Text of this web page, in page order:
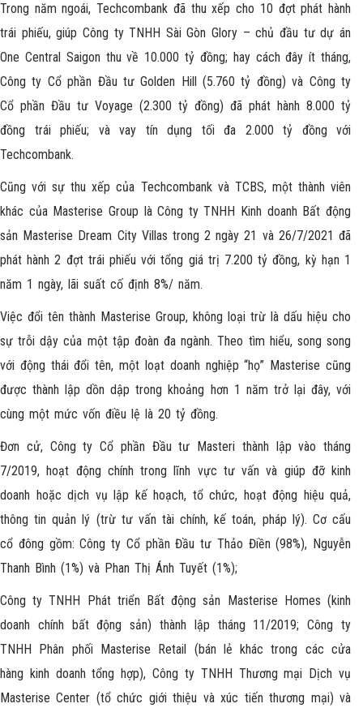
Trong năm ngoái, Techcombank đã thu xếp cho 10 đợt phát hành
trái phiếu, giúp Công ty TNHH Sài Gòn Glory – chủ đầu tư dự án
One Central Saigon thu về 10.000 tỷ đồng; hay cách đây ít tháng,
Công ty Cổ phần Đầu tư Golden Hill (5.760 tỷ đồng) và Công ty
Cổ phần Đầu tư Voyage (2.300 tỷ đồng) đã phát hành 8.000 tỷ
đồng trái phiếu; và vay tín dụng tối đa 2.000 tỷ đồng với
Techcombank.
Cũng với sự thu xếp của Techcombank và TCBS, một thành viên
khác của Masterise Group là Công ty TNHH Kinh doanh Bất động
sản Masterise Dream City Villas trong 2 ngày 21 và 26/7/2021 đã
phát hành 2 đợt trái phiếu với tổng giá trị 7.200 tỷ đồng, kỳ hạn 1
năm 1 ngày, lãi suất cố định 8%/ năm.
Việc đổi tên thành Masterise Group, không loại trừ là dấu hiệu cho
sự trỗi dậy của một tập đoàn đa ngành. Theo tìm hiểu, song song
với động thái đổi tên, một loạt doanh nghiệp “họ” Masterise cũng
được thành lập dồn dập trong khoảng hơn 1 năm trở lại đây, với
cùng một mức vốn điều lệ là 20 tỷ đồng.
Đơn cử, Công ty Cổ phần Đầu tư Masteri thành lập vào tháng
7/2019, hoạt động chính trong lĩnh vực tư vấn và giúp đỡ kinh
doanh hoặc dịch vụ lập kế hoạch, tổ chức, hoạt động hiệu quả,
thông tin quản lý (trừ tư vấn tài chính, kế toán, pháp lý). Cơ cấu
cổ đông gồm: Công ty Cổ phần Đầu tư Thảo Điền (98%), Nguyễn
Thanh Bình (1%) và Phan Thị Ánh Tuyết (1%);
Công ty TNHH Phát triển Bất động sản Masterise Homes (kinh
doanh chính bất động sản) thành lập tháng 11/2019; Công ty
TNHH Phân phối Masterise Retail (bán lẻ khác trong các cửa
hàng kinh doanh tổng hợp), Công ty TNHH Thương mại Dịch vụ
Masterise Center (tổ chức giới thiệu và xúc tiến thương mại) và